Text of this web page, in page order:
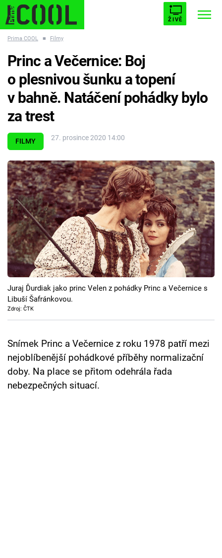
ŽIVĚ
ESCAPE PLNEJ KOTEL AVENGERS 5
Témata
Filmy
Seriály
Hry
Cool Esport
Pořady
TV Program
Sledujte prima+
Sledujte nás
Prima COOL ■ Filmy
FILMY 27. prosince 2020 14:00
Princ a Večernice: Boj
o plesnivou šunku a topení
v bahně. Natáčení pohádky bylo
za trest
Juraj Ďurdiak jako princ Velen z pohádky Princ a Večernice s
Libuší Šafránkovou.
Zdroj: ČTK
Snímek Princ a Večernice z roku 1978 patří mezi
nejoblíbenější pohádkové příběhy normalizační
doby. Na place se přitom odehrála řada
nebezpečných situací.